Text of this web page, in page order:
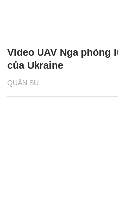
QUÂN SỰ
Video UAV Nga phóng
của Ukraine